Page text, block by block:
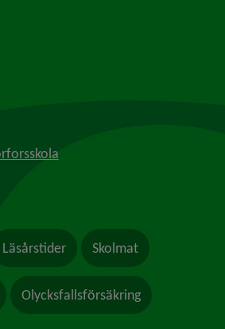
Läsårstider Skolmat
Olycksfallsförsäkring